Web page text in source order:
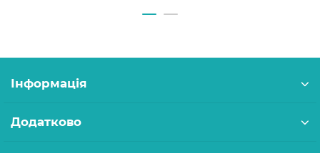
Інформація
Додатково